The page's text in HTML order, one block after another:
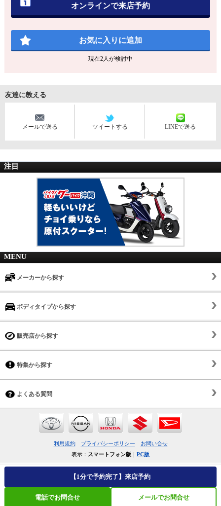
オンラインで来店予約
お気に入りに追加
現在2人が検討中
友達に教える
メールで送る ツイートする LINEで送る
【1分で予約完了】来店予約
電話でお問合せ メールでお問合せ
注目
MENU
メーカーから探す
ボディタイプから探す
販売店から探す
特集から探す
よくある質問
利用規約 プライバシーポリシー
お問い合せ
表示： スマートフォン版 PC版